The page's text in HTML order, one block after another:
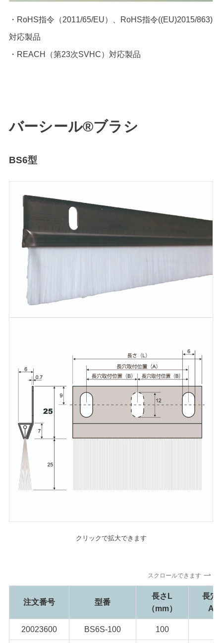
・RoHS指令（2011/65/EU）、RoHS指令((EU)2015/863)
対応製品
・REACH（第23次SVHC）対応製品
バーシール®ブラシ
BS6型
クリックで拡大できます
スクロールできます
注文番号 型番
長さL
（mm）
長穴
A
20023600 BS6S-100 100